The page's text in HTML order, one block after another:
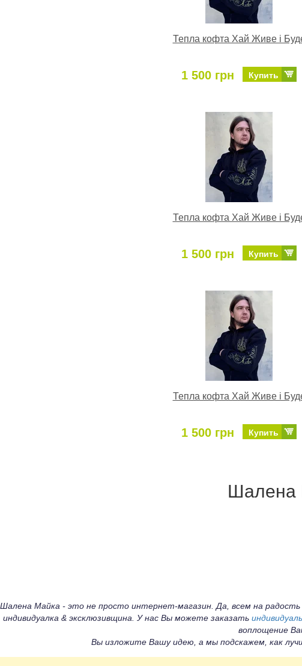
Тепла кофта Хай Живе і
1 500 грн Купить
Тепла кофта Хай Живе і
1 500 грн Купить
Тепла кофта Хай Живе і
1 500 грн Купить
Шалена
Шалена Майка - это не просто интернет-магазин. Да, всем на
индивидуалка & эксклюзивщина. У нас Вы можете заказать
воплощение
Вы изложите Вашу идею, а мы подскажем, как